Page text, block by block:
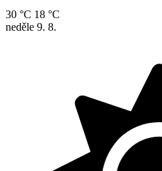
30 °C 18 °C
neděle 9. 8.